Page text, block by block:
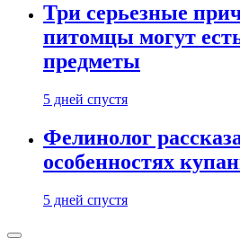
Три серьезные
питомцы могут
предметы
5 дней спустя
Фелинолог
особенностях
5 дней спустя